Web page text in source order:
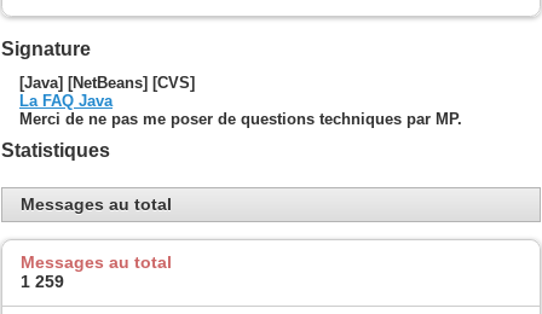
Signature
[Java] [NetBeans] [CVS]
La FAQ Java
Merci de ne pas me poser de questions techniques par MP.
Statistiques
Messages au total
Messages au total
1 259